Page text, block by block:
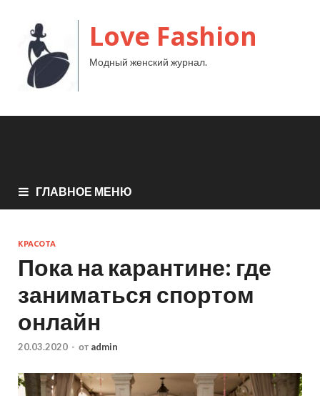
Love Fashion
Модный женский журнал.
ГЛАВНОЕ МЕНЮ
КРАСОТА
Пока на карантине: где
заниматься спортом
онлайн
20.03.2020 - от admin